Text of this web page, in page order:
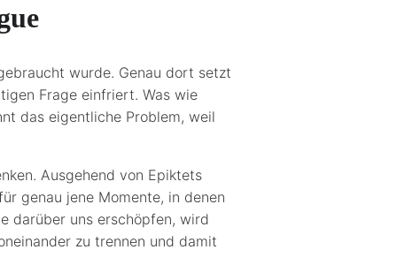
wurde. Genau dort setzt
Frage einfriert. Was wie
das eigentliche Problem, weil
Ausgehend von Epiktets
genau jene Momente, in denen
darüber uns erschöpfen, wird
zu trennen und damit